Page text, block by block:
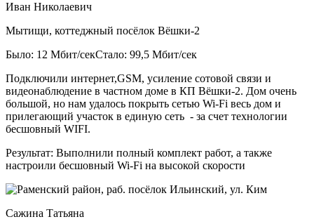
Иван Николаевич
Мытищи, коттеджный посёлок Вёшки-2
Было: 12 Мбит/секСтало: 99,5 Мбит/сек
Подключили интернет,GSM, усиление сотовой связи и
видеонаблюдение в частном доме в КП Вёшки-2. Дом очень
большой, но нам удалось покрыть сетью Wi-Fi весь дом и
прилегающий участок в единую сеть - за счет технологии
бесшовный WIFI.
Результат: Выполнили полный комплект работ, а также
настроили бесшовный Wi-Fi на высокой скорости
Сажина Татьяна